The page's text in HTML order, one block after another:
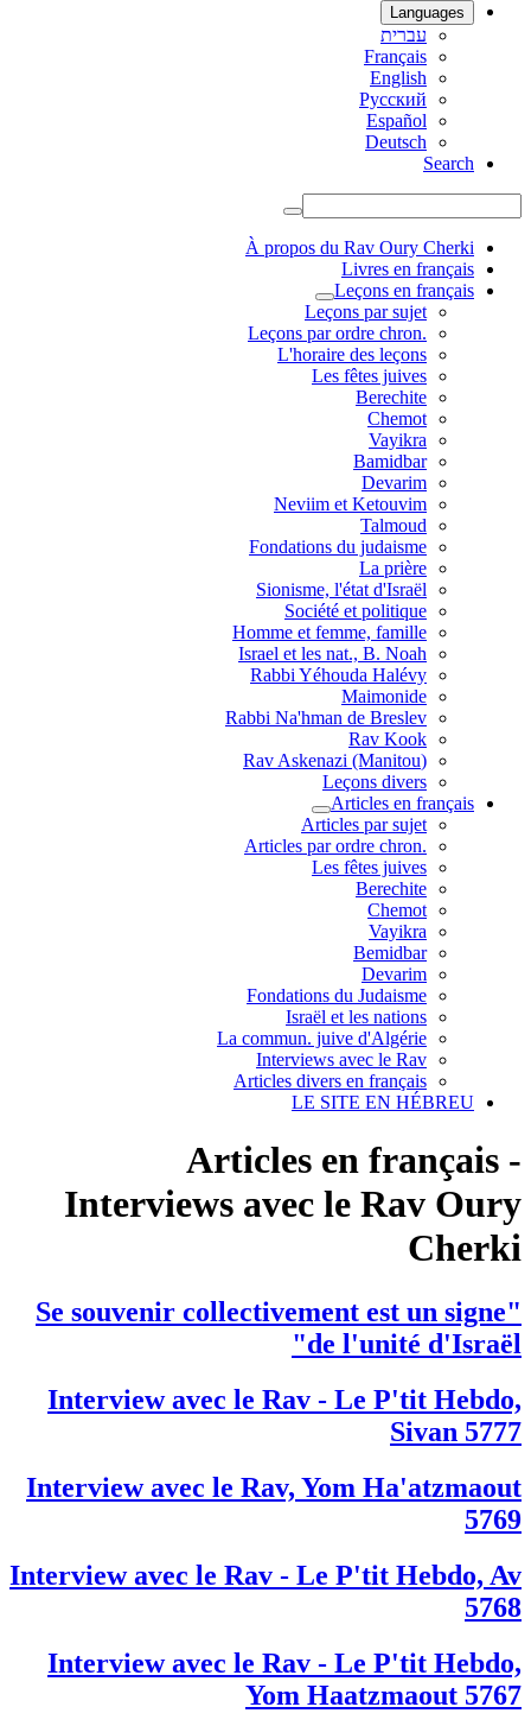
Languages
עברית
Français
English
Русский
Español
Deutsch
Search
À propos du Rav Oury Cherki
Livres en français
Leçons en français
Leçons par sujet
.Leçons par ordre chron
L'horaire des leçons
Les fêtes juives
Berechite
Chemot
Vayikra
Bamidbar
Devarim
Neviim et Ketouvim
Talmoud
Fondations du judaisme
La prière
Sionisme, l'état d'Israël
Société et politique
Homme et femme, famille
Israel et les nat., B. Noah
Rabbi Yéhouda Halévy
Maimonide
Rabbi Na'hman de Breslev
Rav Kook
(Rav Askenazi (Manitou
Leçons divers
Articles en français
Articles par sujet
.Articles par ordre chron
Les fêtes juives
Berechite
Chemot
Vayikra
Bemidbar
Devarim
Fondations du Judaisme
Israël et les nations
La commun. juive d'Algérie
Interviews avec le Rav
Articles divers en français
LE SITE EN HÉBREU
Articles en français -
Interviews avec le Rav Oury
Cherki
"Se souvenir collectivement est un signe
de l'unité d'Israël"
Interview avec le Rav - Le P'tit Hebdo,
Sivan 5777
Interview avec le Rav, Yom Ha'atzmaout
5769
Interview avec le Rav - Le P'tit Hebdo, Av
5768
Interview avec le Rav - Le P'tit Hebdo,
Yom Haatzmaout 5767